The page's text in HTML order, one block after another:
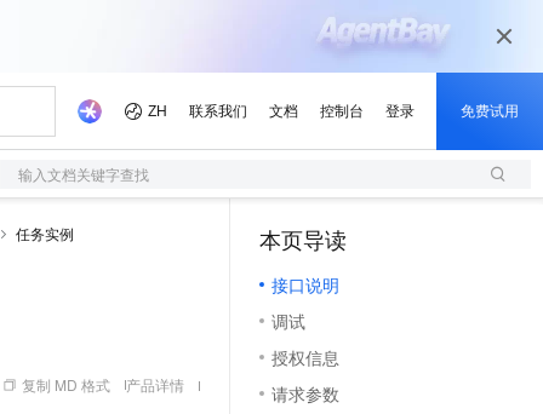
输入文档关键字查找
任务实例
复制 MD 格式 产品详情
本页导读
接口说明
调试
授权信息
请求参数